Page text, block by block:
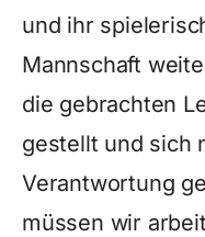
und ihr
Mannschaft
die gebrachten
gestellt und sich
Verantwortung
müssen wir